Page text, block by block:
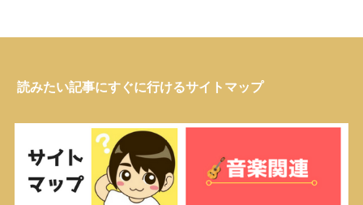
読みたい記事にすぐに行けるサイトマップ